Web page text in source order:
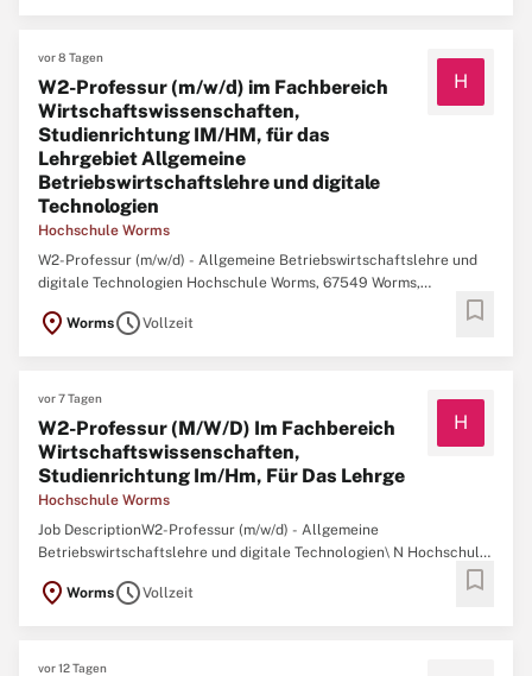
vor 8 Tagen
W2-Professur (m/w/d) im Fachbereich
Wirtschaftswissenschaften,
Studienrichtung IM/HM, für das
Lehrgebiet Allgemeine
Betriebswirtschaftslehre und digitale
Technologien
Hochschule Worms
H
W2-Professur (m/w/d) - Allgemeine Betriebswirtschaftslehre und
digitale Technologien Hochschule Worms, 67549 Worms,
Wirtschaftswissenschaften, Studienrichtung IM/HM, für das
location_on WormsscheduleVollzeit bookmark
vor 7 Tagen
W2-Professur (M/W/D) Im Fachbereich
Wirtschaftswissenschaften,
Studienrichtung Im/Hm, Für Das Lehrge
Hochschule Worms
H
Job DescriptionW2-Professur (m/w/d) - Allgemeine
Betriebswirtschaftslehre und digitale Technologien\ N Hochschule
Worms, 67549 Worms, Rheinland-Pfalz\ NW2-Professur (m/w/d) im
Fachbereich Wirtschaftswissenschaften, Studienrichtung IM/HM,
location_on WormsscheduleVollzeit bookmark
vor 12 Tagen